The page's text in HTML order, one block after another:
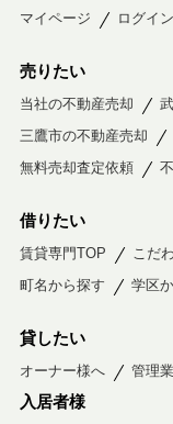
マイページ
ログイン
売りたい
当社の不動産売却
三鷹市の不動産売却
無料売却査定依頼
借りたい
賃貸専門TOP こだ
町名から探す
学区
貸したい
オーナー様へ 管理
入居者様